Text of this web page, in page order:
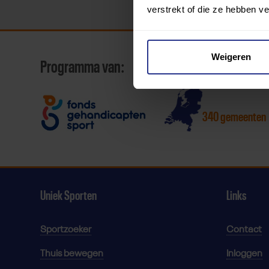
verstrekt of die ze hebben
Weigeren
Programma van:
340 gemeenten
Uniek Sporten
Sportzoeker
Thuis bewegen
Links
Contact
Inloggen